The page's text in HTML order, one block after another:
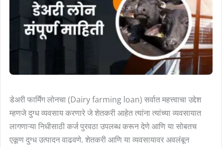
डेअरी फार्मिंग लोनचा (Dairy farming loan) सर्वात महत्त्वाचा उद्देश
म्हणजे दुग्ध व्यवसाय करणारे जे शेतकरी आहेत त्यांना त्यांच्या व्यवसायात
लागणाऱ्या निधीसाठी कर्ज पुरवठा उपलब्ध करून देणे आणि या सोबतच
एकूण दुग्ध उत्पादन वाढवणे. शेतकरी आणि या व्यवसायावर अवलंबून
Farming
Loan
Information
in